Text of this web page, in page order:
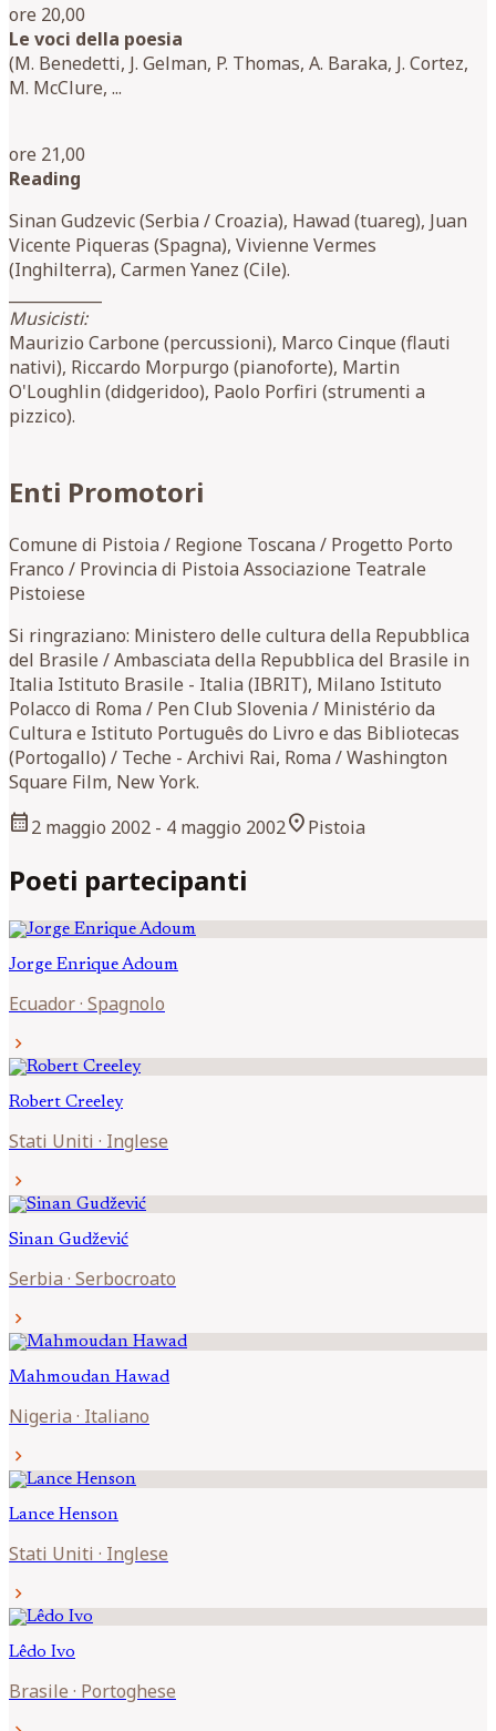
ore 20,00
Le voci della poesia
(M. Benedetti, J. Gelman, P. Thomas, A. Baraka, J. Cortez,
M. McClure, ...
ore 21,00
Reading
Sinan Gudzevic (Serbia / Croazia), Hawad (tuareg), Juan
Vicente Piqueras (Spagna), Vivienne Vermes
(Inghilterra), Carmen Yanez (Cile).
Musicisti:
Maurizio Carbone (percussioni), Marco Cinque (flauti
nativi), Riccardo Morpurgo (pianoforte), Martin
O'Loughlin (didgeridoo), Paolo Porfiri (strumenti a
pizzico).
Enti Promotori
Comune di Pistoia / Regione Toscana / Progetto Porto
Franco / Provincia di Pistoia Associazione Teatrale
Pistoiese
Si ringraziano: Ministero delle cultura della Repubblica
del Brasile / Ambasciata della Repubblica del Brasile in
Italia Istituto Brasile - Italia (IBRIT), Milano Istituto
Polacco di Roma / Pen Club Slovenia / Ministério da
Cultura e Istituto Português do Livro e das Bibliotecas
(Portogallo) / Teche - Archivi Rai, Roma / Washington
Square Film, New York.
calendar_month2 maggio 2002 - 4 maggio 2002location_onPistoia
Poeti partecipanti
Jorge EnriqueAdoum
Ecuador· Spagnolo
chevron_right
Robert Creeley
Stati Uniti · Inglese
chevron_right
Sinan Gudžević
Serbia · Serbocroato
chevron_right
Mahmoudan Hawad
Nigeria · Italiano
chevron_right
Lance Henson
Stati Uniti · Inglese
chevron_right
Lêdo Ivo
Brasile · Portoghese